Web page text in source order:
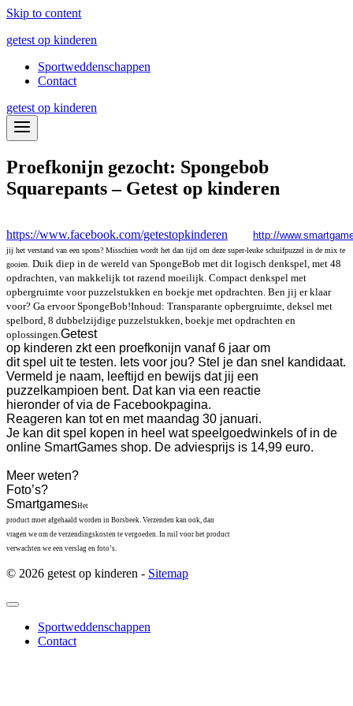
Skip to content
getest op kinderen
Sportweddenschappen
Contact
getest op kinderen
Proefkonijn gezocht: Spongebob
Squarepants – Getest op kinderen
https://www.facebook.com/getestopkinderen http://
jij het verstand van een spons? Misschien wordt het dan tijd om deze super-leuke schuifpuzzel in de mix te
gooien. Duik diep in de wereld van SpongeBob met dit logisch denkspel, met 48
opdrachten, van makkelijk tot razend moeilijk. Compact denkspel met
opbergruimte voor puzzelstukken en boekje met opdrachten. Ben jij er klaar
voor? Ga ervoor SpongeBob!Inhoud: Transparante opbergruimte, deksel met
spelbord, 8 dubbelzijdige puzzelstukken, boekje met opdrachten en
oplossingen. Getest
op kinderen zkt een proefkonijn vanaf 6 jaar om
dit spel uit te testen. Iets voor jou? Stel je dan snel kandidaat.
Vermeld je naam, leeftijd en bewijs dat jij een
puzzelkampioen bent. Dat kan via een reactie
hieronder of via de Facebookpagina.
Reageren kan tot en met maandag 30 januari.
Je kan dit spel kopen in heel wat speelgoedwinkels of in de
online SmartGames shop. De adviesprijs is 14,99 euro.
Meer weten?
Foto’s?
SmartgamesHet
product moet afgehaald worden in Borsbeek. Verzenden kan ook, dan
vragen we om de verzendingskosten te vergoeden. In ruil voor het product
verwachten we een verslag en foto’s.
© 2026 getest op kinderen - Sitemap
Sportweddenschappen
Contact